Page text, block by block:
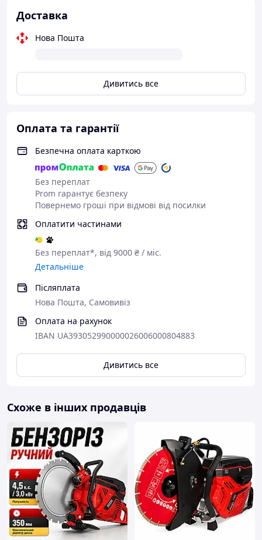
Доставка
Нова Пошта
Дивитись все
Оплата та гарантії
Безпечна оплата карткою
Без переплат
Prom гарантує безпеку
Повернемо гроші при відмові від посилки
Оплатити частинами
Без переплат*, від 9000 ₴ / міс.
Детальніше
Післяплата
Нова Пошта, Самовивіз
Оплата на рахунок
IBAN UA393052990000026006000804883
Дивитись все
Схоже в інших продавців